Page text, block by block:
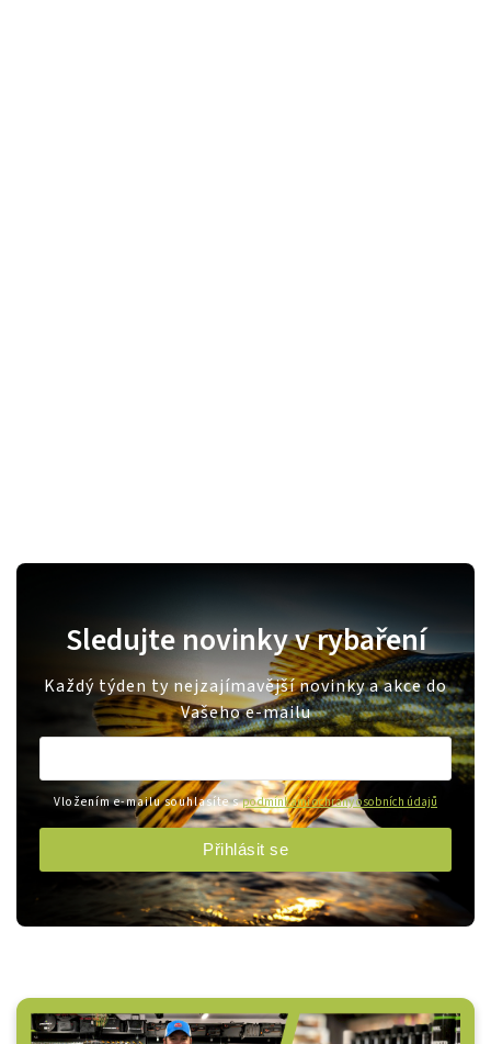
Sledujte novinky v rybaření
Každý týden ty nejzajímavější novinky a akce do
Vašeho e-mailu
Vložením e-mailu souhlasíte spodmínkami ochrany osobních údajů
Přihlásit se